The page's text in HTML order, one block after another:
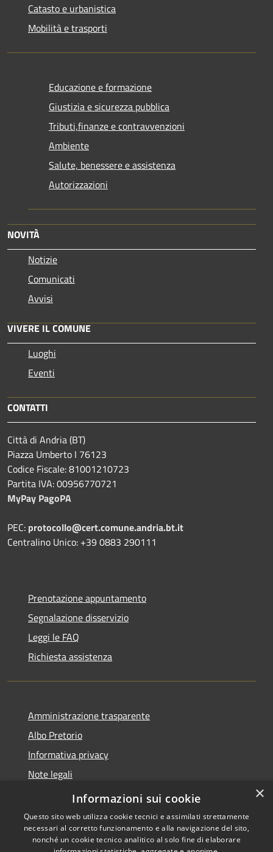
Catasto e urbanistica
Mobilità e trasporti
Educazione e formazione
Giustizia e sicurezza pubblica
Tributi,finanze e contravvenzioni
Ambiente
Salute, benessere e assistenza
Autorizzazioni
NOVITÀ
Notizie
Comunicati
Avvisi
VIVERE IL COMUNE
Luoghi
Eventi
CONTATTI
Città di Andria (BT)
Piazza Umberto I 76123
Codice Fiscale: 81001210723
Partita IVA: 00956770721
MyPay PagoPA
PEC: protocollo@cert.comune.andria.bt.it
Centralino Unico: +39 0883 290111
Prenotazione appuntamento
Segnalazione disservizio
Leggi le FAQ
Richiesta assistenza
Amministrazione trasparente
Albo Pretorio
Informativa privacy
Note legali
Dichiarazione di accessibilità
×
Informazioni sui cookie
Questo sito web utilizza cookie tecnici e assimilati strettamente
necessari al corretto funzionamento e alla navigazione del sito,
nonché un cookie tecnico analitico al solo fine di elaborare